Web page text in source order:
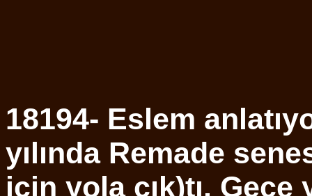
18194- Eslem
yılında Remade
için yola çık)tı. Gece